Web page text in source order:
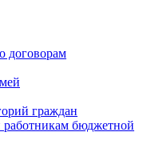
договорам
граждан
бюджетной